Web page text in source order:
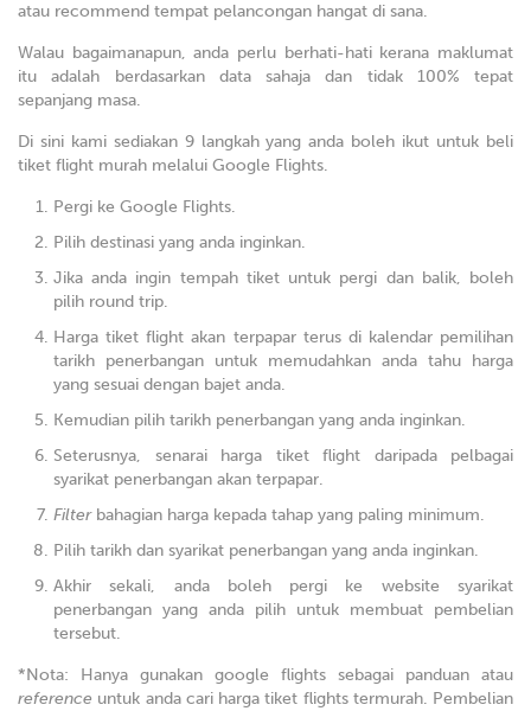
atau recommend tempat pelancongan hangat di sana.
Walau bagaimanapun, anda perlu berhati-hati kerana maklumat
itu adalah berdasarkan data sahaja dan tidak 100% tepat
sepanjang masa.
Di sini kami sediakan 9 langkah yang anda boleh ikut untuk beli
tiket flight murah melalui Google Flights.
Pergi ke Google Flights.
Pilih destinasi yang anda inginkan.
Jika anda ingin tempah tiket untuk pergi dan balik, boleh
pilih round trip.
Harga tiket flight akan terpapar terus di kalendar pemilihan
tarikh penerbangan untuk memudahkan anda tahu harga
yang sesuai dengan bajet anda.
Kemudian pilih tarikh penerbangan yang anda inginkan.
Seterusnya, senarai harga tiket flight daripada pelbagai
syarikat penerbangan akan terpapar.
Filter bahagian harga kepada tahap yang paling minimum.
Pilih tarikh dan syarikat penerbangan yang anda inginkan.
Akhir sekali, anda boleh pergi ke website syarikat
penerbangan yang anda pilih untuk membuat pembelian
tersebut.
*Nota: Hanya gunakan google flights sebagai panduan atau
reference untuk anda cari harga tiket flights termurah. Pembelian